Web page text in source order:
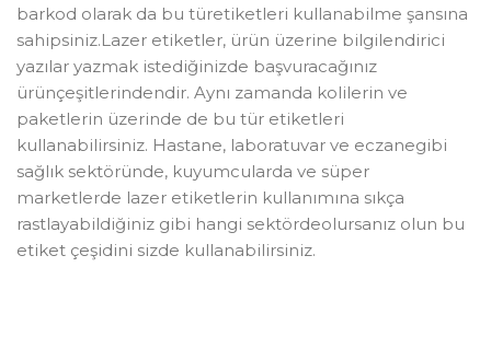
barkod olarak da bu türetiketleri kullanabilme şansına
sahipsiniz.Lazer etiketler, ürün üzerine bilgilendirici
yazılar yazmak istediğinizde başvuracağınız
ürünçeşitlerindendir. Aynı zamanda kolilerin ve
paketlerin üzerinde de bu tür etiketleri
kullanabilirsiniz. Hastane, laboratuvar ve eczanegibi
sağlık sektöründe, kuyumcularda ve süper
marketlerde lazer etiketlerin kullanımına sıkça
rastlayabildiğiniz gibi hangi sektördeolursanız olun bu
etiket çeşidini sizde kullanabilirsiniz.